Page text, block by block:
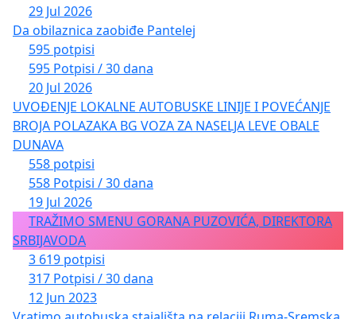
29 Jul 2026
Da obilaznica zaobiđe Pantelej
595 potpisi
595 Potpisi / 30 dana
20 Jul 2026
UVOĐENJE LOKALNE AUTOBUSKE LINIJE I POVEĆANJE
BROJA POLAZAKA BG VOZA ZA NASELJA LEVE OBALE
DUNAVA
558 potpisi
558 Potpisi / 30 dana
19 Jul 2026
TRAŽIMO SMENU GORANA PUZOVIĆA, DIREKTORA
SRBIJAVODA
3 619 potpisi
317 Potpisi / 30 dana
12 Jun 2023